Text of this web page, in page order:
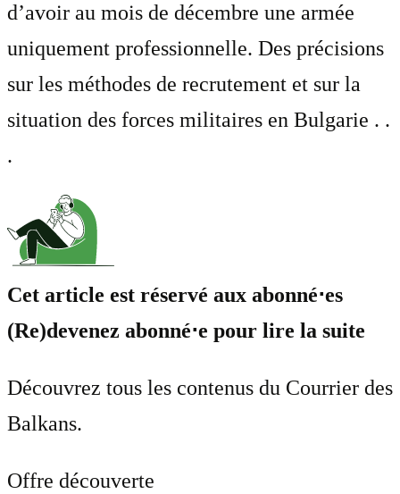
d’avoir au mois de décembre une armée
uniquement professionnelle. Des précisions
sur les méthodes de recrutement et sur la
situation des forces militaires en Bulgarie . .
.
Cet article est réservé aux abonné⋅es
(Re)devenez abonné⋅e pour lire la suite
Découvrez tous les contenus du Courrier des
Balkans.
Offre découverte